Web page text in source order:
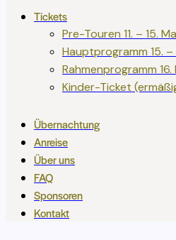
Tickets
Pre-Touren 11. – 15.
Hauptprogramm 15. –
Rahmenprogramm 16.
Kinder-Ticket
Übernachtung
Anreise
Über uns
FAQ
Sponsoren
Kontakt